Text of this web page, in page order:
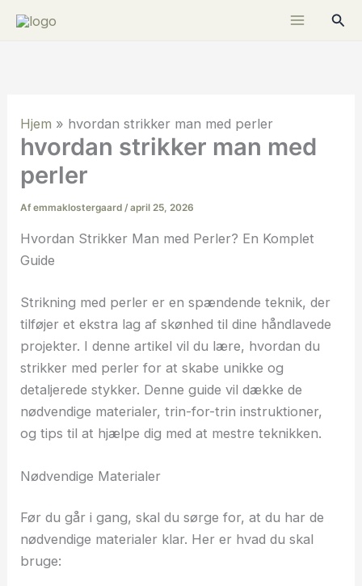
Søg
Hjem » hvordan strikker man med perler
hvordan strikker man med
perler
Afemmaklostergaard /april 25, 2026
Hvordan Strikker Man med Perler? En Komplet
Guide
Strikning med perler er en spændende teknik, der
tilføjer et ekstra lag af skønhed til dine håndlavede
projekter. I denne artikel vil du lære, hvordan du
strikker med perler for at skabe unikke og
detaljerede stykker. Denne guide vil dække de
nødvendige materialer, trin-for-trin instruktioner,
og tips til at hjælpe dig med at mestre teknikken.
Nødvendige Materialer
Før du går i gang, skal du sørge for, at du har de
nødvendige materialer klar. Her er hvad du skal
bruge: